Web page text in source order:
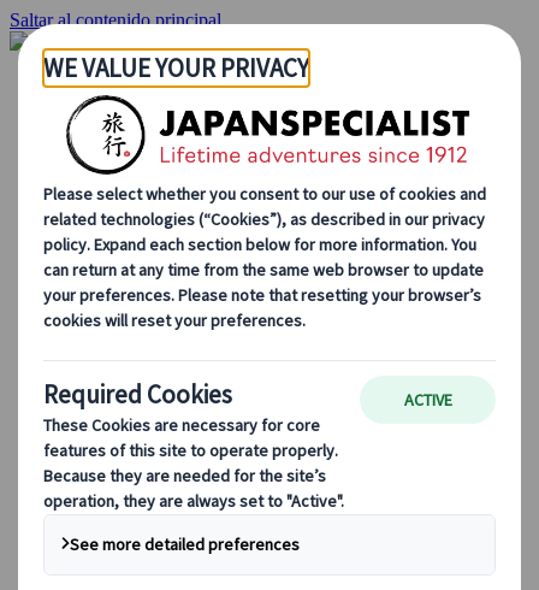
Saltar al contenido principal
Inicio
Viajes
Viajes a medida
Viajes de autor
Fly & Drive
Circuitos organizados
Excursiones
Tours de grupo a medida
Japan Rail Pass
Cómo trabajamos
Sobre nosotros
Nuestro equipo
Blog
Consejos de viaje para cada temporada
Destinos destacados
Perspectivas culturales
Experiencias gastronómicas
Recorre Japón en tren
Preguntas frecuentes
Información práctica
Etiqueta en Japón
Conducir en Japón
Reservar con nosotros